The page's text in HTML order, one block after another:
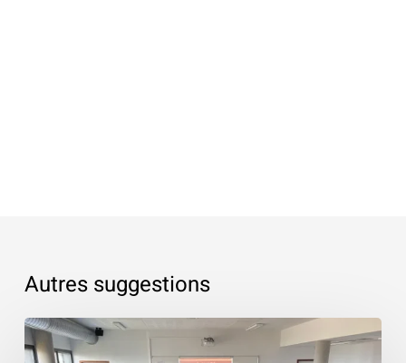
Autres suggestions
«
Les